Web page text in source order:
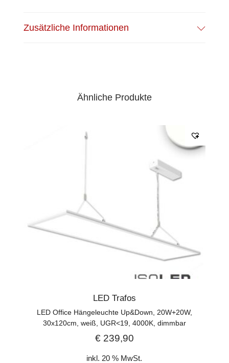
Zusätzliche Informationen
Ähnliche Produkte
LED Trafos
LED Office Hängeleuchte Up&Down, 20W+20W,
30x120cm, weiß, UGR<19, 4000K, dimmbar
€239,90
inkl. 20 % MwSt.